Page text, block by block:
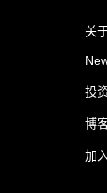
关
投
博
加